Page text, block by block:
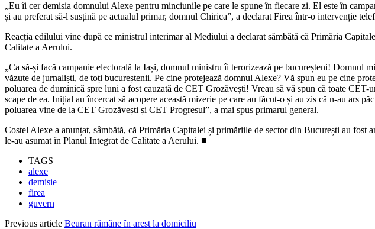
„Eu îi cer demisia domnului Alexe pentru minciunile pe care le spune în fiecare zi. El este în
și au preferat să-l susțină pe actualul primar, domnul Chirica”, a declarat Firea într-o intervenție
Reacția edilului vine după ce ministrul interimar al Mediului a declarat sâmbătă că Primăria
Calitate a Aerului.
„Ca să-și facă campanie electorală la Iași, domnul ministru îi terorizează pe bucureșteni! Domnul
văzute de jurnaliști, de toți bucureștenii. Pe cine protejează domnul Alexe? Vă spun eu pe cine
poluarea de duminică spre luni a fost cauzată de CET Grozăvești! Vreau să vă spun că toate
scape de ea. Inițial au încercat să acopere această mizerie pe care au făcut-o și au zis că n-au ars
poluarea vine de la CET Grozăvești și CET Progresul”, a mai spus primarul general.
Costel Alexe a anunțat, sâmbătă, că Primăria Capitalei și primăriile de sector din București au
le-au asumat în Planul Integrat de Calitate a Aerului. ■
TAGS
alexe
demisie
firea
guvern
Previous article Beuran rămâne în arest la domiciliu